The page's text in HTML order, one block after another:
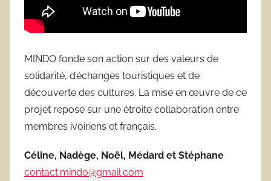
MINDO fonde son action sur des valeurs de
solidarité, d’échanges touristiques et de
découverte des cultures. La mise en œuvre de ce
projet repose sur une étroite collaboration entre
membres ivoiriens et français.
Céline, Nadège, Noël, Médard et Stéphane
contact.mindo@gmail.com